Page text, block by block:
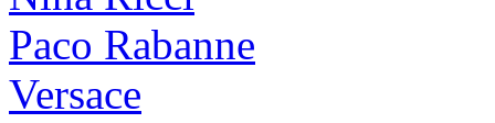
Paco Rabanne
Versace